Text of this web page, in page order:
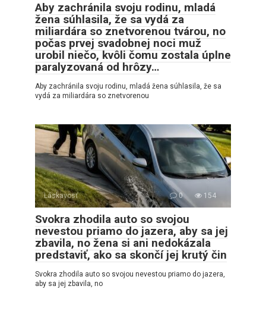
Aby zachránila svoju rodinu, mladá
žena súhlasila, že sa vydá za
miliardára so znetvorenou tvárou, no
počas prvej svadobnej noci muž
urobil niečo, kvôli čomu zostala úplne
paralyzovaná od hrôzy…
Aby zachránila svoju rodinu, mladá žena súhlasila, že sa
vydá za miliardára so znetvorenou
Láskavosť 0 154
Svokra zhodila auto so svojou
nevestou priamo do jazera, aby sa jej
zbavila, no žena si ani nedokázala
predstaviť, ako sa skončí jej krutý čin
Svokra zhodila auto so svojou nevestou priamo do jazera,
aby sa jej zbavila, no